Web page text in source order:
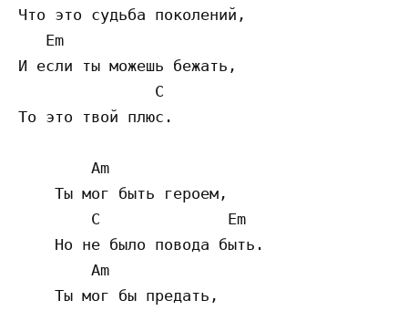
Что это судьба поколений,
   Em
И если ты можешь бежать,
               C
То это твой плюс.
        Am
    Ты мог быть героем,
        C              Em
    Но не было повода быть.
        Am
    Ты мог бы предать,